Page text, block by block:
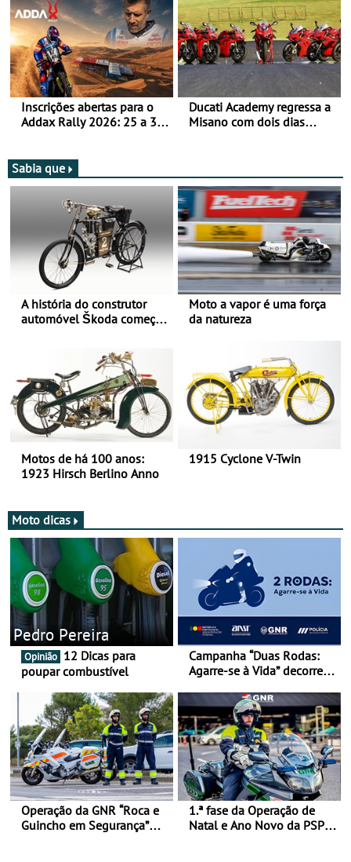
Inscrições abertas para o
Addax Rally 2026: 25 a 30
Bianchi Prata
Ducati Academy regressa a
Misano com dois dias
Circuit
Sabia que
A história do construtor
automóvel Škoda começou
Moto a vapor é uma força
da natureza
Motos de há 100 anos:
1923 Hirsch Berlino Anno
1915 Cyclone V-Twin
Moto dicas
Pedro Pereira
Opinião
poupar combustível
Campanha “Duas Rodas:
Agarre-se à Vida” decorre
Operação da GNR “Roca e
Guincho em Segurança”
1.ª fase da Operação de
Natal e Ano Novo da PSP e